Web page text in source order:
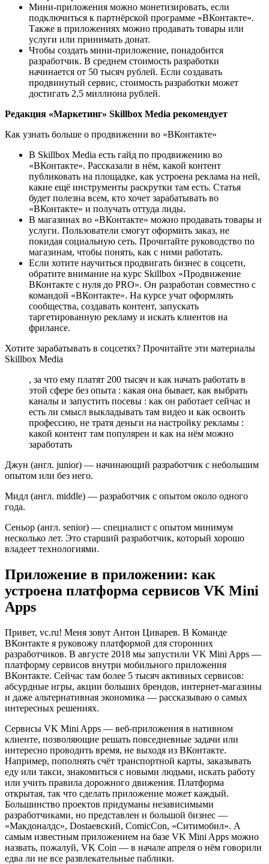
Мини-приложения можно монетизировать, если
подключиться к партнёрской программе «ВКонтакте».
Также в приложениях можно продавать товары или
услуги или принимать донат.
Чтобы создать мини-приложение, понадобится
разработчик. В среднем стоимость разработки
начинается от 50 тысяч рублей. Если создавать
продвинутый сервис, стоимость разработки может
достигать 2,5 миллиона рублей.
Редакция «Маркетинг» Skillbox Media рекомендует
Как узнать больше о продвижении во «ВКонтакте»
В Skillbox Media есть гайд по продвижению во
«ВКонтакте». Рассказали в нём, какой контент
публиковать на площадке, как устроена реклама на ней,
какие ещё инструменты раскрутки там есть. Статья
будет полезна всем, кто хочет зарабатывать во
«ВКонтакте» и получать оттуда лиды.
В магазинах во «ВКонтакте» можно продавать товары и
услуги. Пользователи смогут оформить заказ, не
покидая социальную сеть. Прочитайте руководство по
магазинам, чтобы понять, как с ними работать.
Если хотите научиться продвигать бизнес в соцсети,
обратите внимание на курс Skillbox «Продвижение
ВКонтакте с нуля до PRO». Он разработан совместно с
командой «ВКонтакте». На курсе учат оформлять
сообщества, создавать контент, запускать
таргетированную рекламу и искать клиентов на
фрилансе.
Хотите зарабатывать в соцсетях? Прочитайте эти материалы
Skillbox Media
, за что ему платят 200 тысяч и как начать работать в
этой сфере без опыта : какая она бывает, как выбрать
каналы и запустить посевы : как он работает сейчас и
есть ли смысл выкладывать там видео и как освоить
профессию, не тратя деньги на настройку рекламы :
какой контент там популярен и как на нём можно
заработать
Джун (англ. junior) — начинающий разработчик с небольшим
опытом или без него.
Мидл (англ. middle) — разработчик с опытом около одного
года.
Сеньор (англ. senior) — специалист с опытом минимум
несколько лет. Это старший разработчик, который хорошо
владеет технологиями.
Приложение в приложении: как
устроена платформа сервисов VK Mini
Apps
Привет, vc.ru! Меня зовут Антон Циварев. В Команде
ВКонтакте я руковожу платформой для сторонних
разработчиков. В августе 2018 мы запустили VK Mini Apps —
платформу сервисов внутри мобильного приложения
ВКонтакте. Сейчас там более 5 тысяч активных сервисов:
абсурдные игры, акции больших брендов, интернет-магазины
и даже альтернативная экономика — рассказываю о самых
интересных решениях.
Сервисы VK Mini Apps — веб-приложения в нативном
клиенте, позволяющие решать повседневные задачи или
интересно проводить время, не выходя из ВКонтакте.
Например, пополнять счёт транспортной карты, заказывать
еду или такси, знакомиться с новыми людьми, искать работу
или учить правила дорожного движения. Платформа
открытая, так что сделать приложение может каждый.
Большинство проектов придуманы независимыми
разработчиками, но представлен и большой бизнес —
«Макдоналдс», Dostaевский, ComicCon, «Ситимобил». А
самым известным приложением на базе VK Mini Apps можно
назвать, пожалуй, VK Coin — в начале апреля о нём говорили
едва ли не все развлекательные паблики.